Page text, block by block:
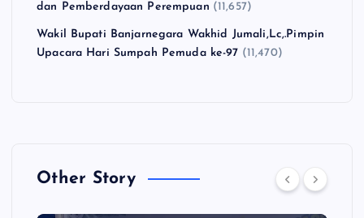
dan Pemberdayaan Perempuan (11,657)
Wakil Bupati Banjarnegara Wakhid Jumali,Lc,.Pimpin
Upacara Hari Sumpah Pemuda ke-97 (11,470)
Other Story